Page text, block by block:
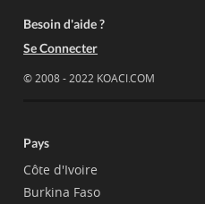
Besoin d'aide ?
Se Connecter
© 2008 - 2022 KOACI.COM
Pays
Côte d'Ivoire
Burkina Faso